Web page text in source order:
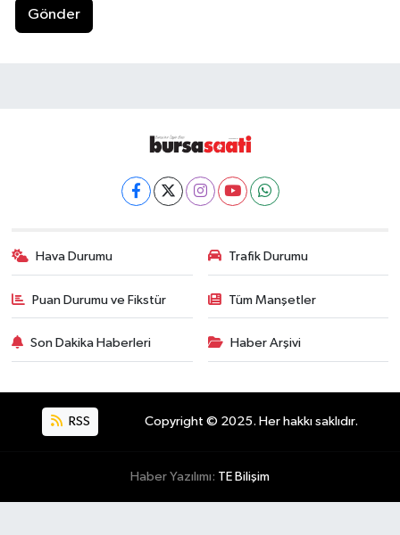
Gönder
Hava Durumu Trafik Durumu
Puan Durumu ve Fikstür Tüm Manşetler
Son Dakika Haberleri Haber Arşivi
RSS Copyright © 2025. Her hakkı saklıdır.
Haber Yazılımı: TE Bilişim